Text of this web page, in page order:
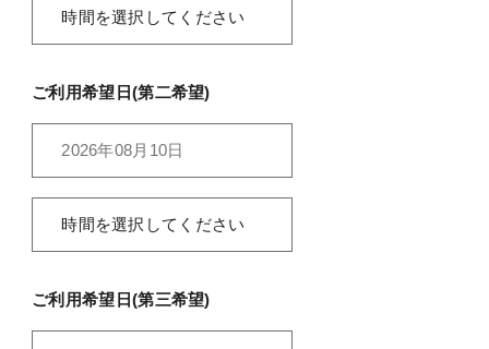
ご利用希望日(第二希望)
ご利用希望日(第三希望)